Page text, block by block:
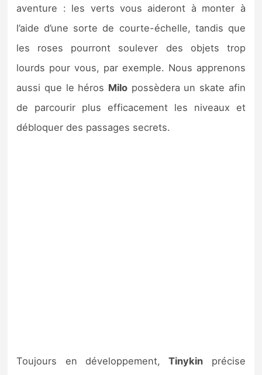
aventure : les verts vous aideront à monter à
l’aide d’une sorte de courte-échelle, tandis que
les roses pourront soulever des objets trop
lourds pour vous, par exemple. Nous apprenons
aussi que le héros Milopossèdera un skate afin
de parcourir plus efficacement les niveaux et
débloquer des passages secrets.
Toujours en développement, Tinykin précise